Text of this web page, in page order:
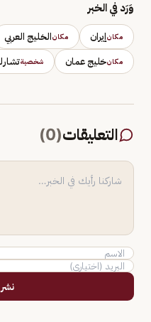
وَرَد في الخبر
مكانإيران مكانالخليج العربي
مكانخليج عمان شخصية
التعليقات(
0
)